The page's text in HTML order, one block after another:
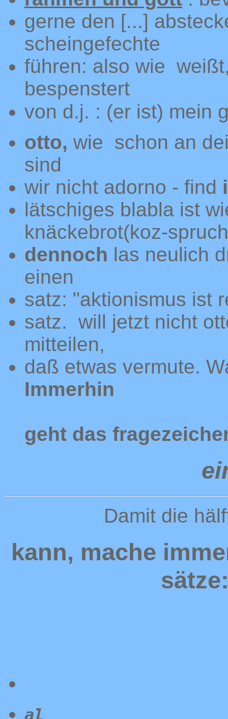
gerne den [...]
scheingefechte
führen: also wie
bespenstert
von d.j. : (er ist) mein
otto, wie schon an
sind
wir nicht adorno - find
lätschiges blabla ist
knäckebrot(koz-
dennoch las neulich
einen
satz: "aktionismus ist
satz. will jetzt nicht
mitteilen,
daß etwas vermute.
Immerhin
geht das
Damit die
kann, mache
al